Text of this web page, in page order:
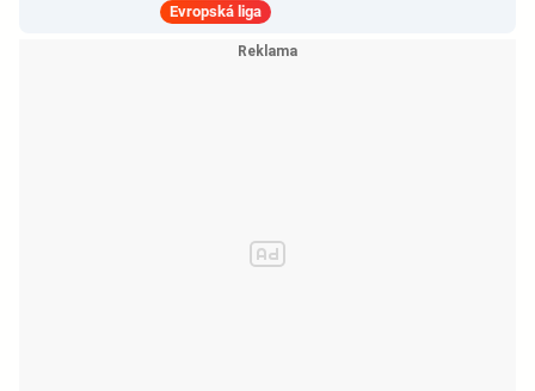
Votroci budou dotahovat
Evropská liga